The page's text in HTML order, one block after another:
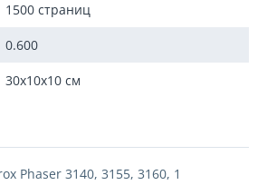
1500 страниц
0.600
30x10x10 см
Phaser 3140, 3155, 3160, 1